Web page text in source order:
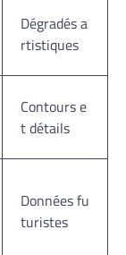
Dégradés a
rtistiques
Contours e
t détails
Données fu
turistes